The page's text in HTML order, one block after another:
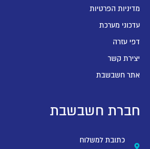
מדיניות הפרטיות
עדכוני מערכת
דפי עזרה
יצירת קשר
אתר חשבשבת
חברת חשבשבת
כתובת למשלוח